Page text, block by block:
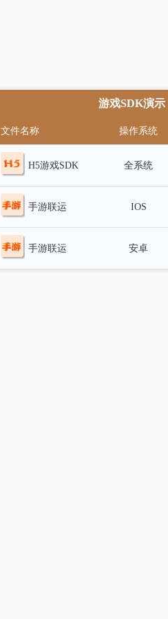
游戏SDK演示
文件名称 操作系统
H5游戏SDK 全系统
手游联运
SDK
IOS
手游联运 安卓